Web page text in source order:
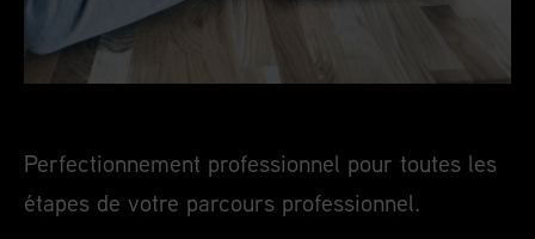
Perfectionnement professionnel pour toutes les
étapes de votre parcours professionnel.